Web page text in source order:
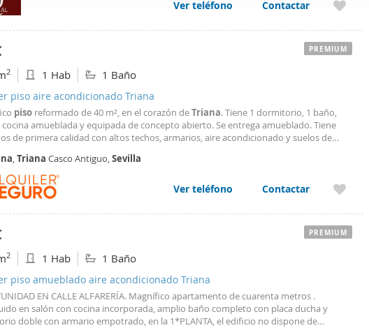
se usan para personalizar el contenido y los anuncios, ofrecer funciones
el tráfico. Además, compartimos información sobre el uso que haga del
de redes sociales, publicidad y análisis web, quienes pueden
que les haya proporcionado o que hayan recopilado a partir del uso
Ver teléfono Contactar
2 1 Hab 1 Baño
piso aire acondicionado Triana
piso reformado de 40 m², en el corazón deTriana. Tiene 1 dormitorio, 1 baño,
amueblada y equipada de concepto abierto. Se entrega amueblado. Tiene
de primera calidad con altos techos, armarios, aire acondicionado y suelos de
Sevilla, autobuses C3 y 43.
,Triana Casco Antiguo,Sevilla
Ver teléfono Contactar
PREMIUM
2 1 Hab 1 Baño
piso amueblado aire acondicionado Triana
EN CALLE ALFARERÍA. Magnífico apartamento de cuarenta metros .
en salón con cocina incorporada, amplio baño completo con placa ducha y
doble con armario empotrado, en la 1*PLANTA, el edificio no dispone de
PREMIUM